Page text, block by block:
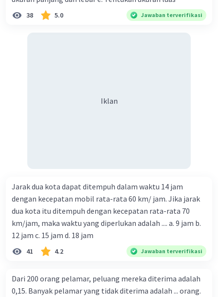
38 5.0 Jawaban terverifikasi
Iklan
Jarak dua kota dapat ditempuh dalam waktu 14 jam
dengan kecepatan mobil rata-rata 60 km/ jam. Jika jarak
dua kota itu ditempuh dengan kecepatan rata-rata 70
km/jam, maka waktu yang diperlukan adalah .... a. 9 jam b.
12 jam c. 15 jam d. 18 jam
41 4.2 Jawaban terverifikasi
Dari 200 orang pelamar, peluang mereka diterima adalah
0,15. Banyak pelamar yang tidak diterima adalah ... orang.